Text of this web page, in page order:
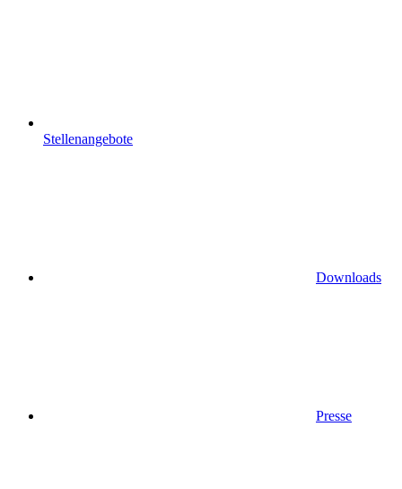
Stellenangebote
Downloads
Presse